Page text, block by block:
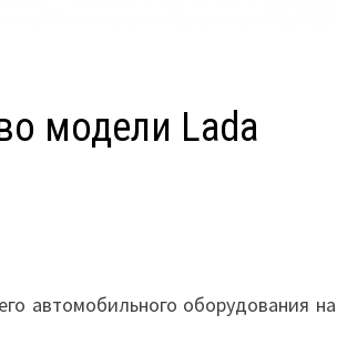
модели Lada
автомобильного оборудования на